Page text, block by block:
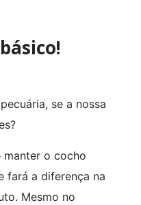
se a nossa
manter o cocho
fará a diferença na
Mesmo no